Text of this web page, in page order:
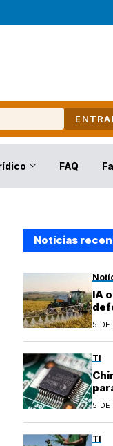
FAQ
Notícias
IA
5
TI
de
5
TI